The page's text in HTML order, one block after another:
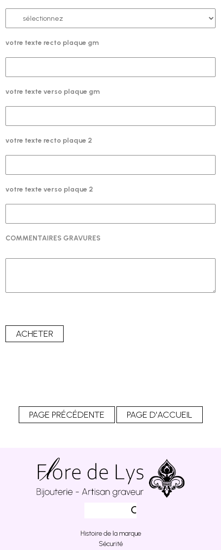
votre texte recto plaque gm
votre texte verso plaque gm
votre texte recto plaque 2
votre texte verso plaque 2
COMMENTAIRES GRAVURES
Histoire de la marque
Sécurité